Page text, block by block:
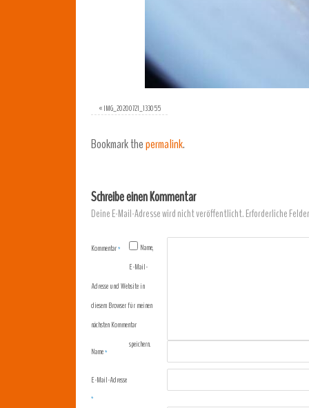
«IMG_20200721_133055
Bookmark thepermalink.
Schreibe einen Kommentar
Deine E-Mail-Adresse wird nicht veröffentlicht.Erforderliche
Kommentar*
Name*
E-Mail-Adresse
*
Name,
E-Mail-
Adresse und Website in
diesem Browser für meinen
nächsten Kommentar
speichern.